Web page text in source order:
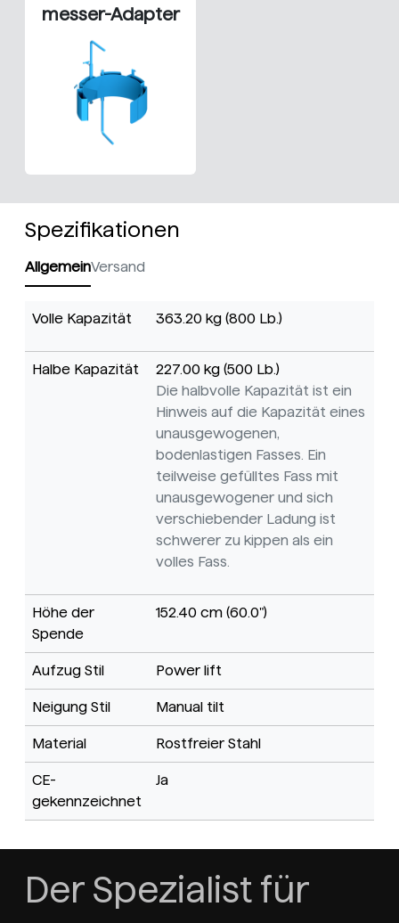
messer-Adapter
Spezifikationen
AllgemeinVersand
Volle Kapazität 363.20 kg (800 Lb.)
Halbe Kapazität
227.00 kg (500 Lb.)
Die halbvolle Kapazität ist ein
Hinweis auf die Kapazität eines
unausgewogenen,
bodenlastigen Fasses. Ein
teilweise gefülltes Fass mit
unausgewogener und sich
verschiebender Ladung ist
schwerer zu kippen als ein
volles Fass.
Höhe der
Spende
152.40 cm (60.0")
Aufzug Stil Power lift
Neigung Stil Manual tilt
Material Rostfreier Stahl
CE-
gekennzeichnet
Ja
Der Spezialist für